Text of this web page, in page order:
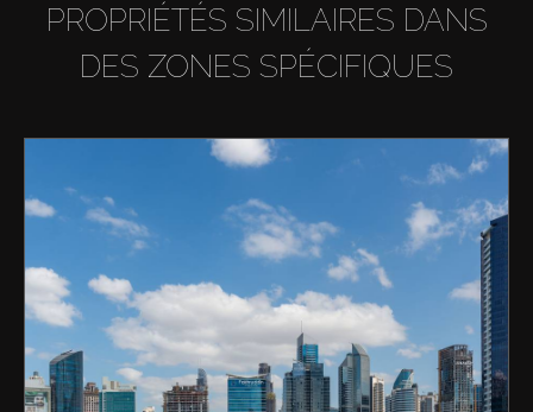
PROPRIÉTÉS SIMILAIRES DANS
DES ZONES SPÉCIFIQUES